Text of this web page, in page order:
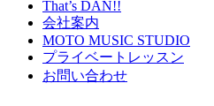
That’s DAN!!
会社案内
MOTO MUSIC STUDIO
プライベートレッスン
お問い合わせ